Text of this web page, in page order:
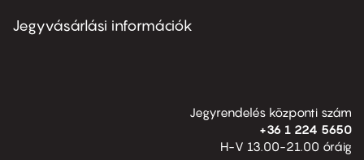
second
Jegyvásárlási információk
Jegyrendelés központi szám
+36 1 224 5650
H-V 13.00-21.00 óráig